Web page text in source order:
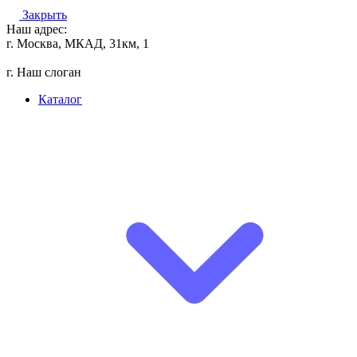
Закрыть
Наш адрес:
г. Москва, МКАД, 31км, 1
г. Наш слоган
Каталог